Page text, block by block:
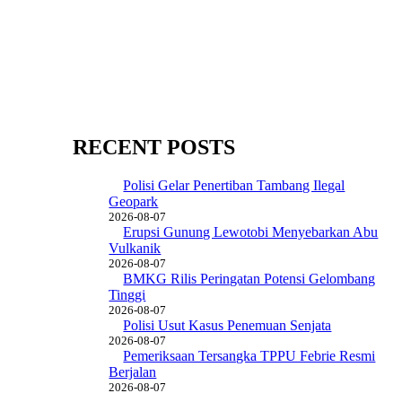
RECENT POSTS
Polisi Gelar Penertiban Tambang Ilegal
Geopark
2026-08-07
Erupsi Gunung Lewotobi Menyebarkan Abu
Vulkanik
2026-08-07
BMKG Rilis Peringatan Potensi Gelombang
Tinggi
2026-08-07
Polisi Usut Kasus Penemuan Senjata
2026-08-07
Pemeriksaan Tersangka TPPU Febrie Resmi
Berjalan
2026-08-07